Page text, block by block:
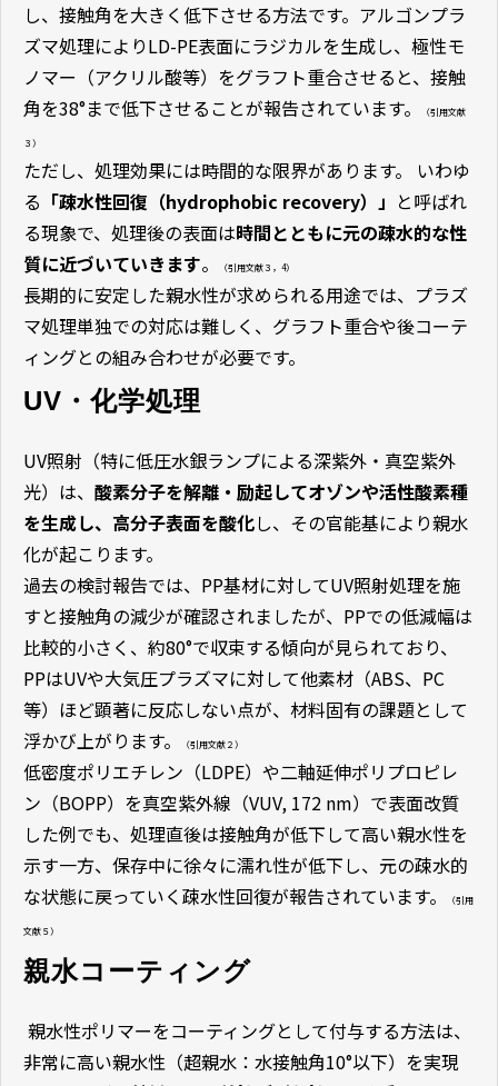
し、接触角を大きく低下させる方法です。アルゴンプラ
ズマ処理によりLD-PE表面にラジカルを生成し、極性モ
ノマー（アクリル酸等）をグラフト重合させると、接触
角を38°まで低下させることが報告されています。
（引用文献
３）
ただし、処理効果には時間的な限界があります。 いわゆ
る 「疎水性回復（hydrophobic recovery）」 と呼ばれ
る現象で、処理後の表面は時間とともに元の疎水的な性
質に近づいていきます。 （引用文献３，4）
長期的に安定した親水性が求められる用途では、プラズ
マ処理単独での対応は難しく、グラフト重合や後コーテ
ィングとの組み合わせが必要です。
UV・化学処理
UV照射（特に低圧水銀ランプによる深紫外・真空紫外
光）は、 酸素分子を解離・励起してオゾンや活性酸素種
を生成し、高分子表面を酸化し、その官能基により親水
化が起こります。
過去の検討報告では、PP基材に対してUV照射処理を施
すと接触角の減少が確認されましたが、PPでの低減幅は
比較的小さく、約80°で収束する傾向が見られており、
PPはUVや大気圧プラズマに対して他素材（ABS、PC
等）ほど顕著に反応しない点が、材料固有の課題として
浮かび上がります。
（引用文献２）
低密度ポリエチレン（LDPE）や二軸延伸ポリプロピレ
ン（BOPP）を真空紫外線（VUV, 172 nm）で表面改質
した例でも、処理直後は接触角が低下して高い親水性を
示す一方、保存中に徐々に濡れ性が低下し、元の疎水的
な状態に戻っていく疎水性回復が報告されています。
（引用
文献５）
親水コーティング
親水性ポリマーをコーティングとして付与する方法は、
非常に高い親水性（超親水：水接触角10°以下）を実現